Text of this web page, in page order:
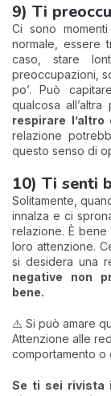
9) Ti
Ci sono
normale, essere
caso, stare
preoccupazioni,
po’. Può
qualcosa
respirare
relazione
questo senso di
10) Ti senti
Solitamente,
innalza e ci
relazione. È
loro attenzione.
si desidera una
negative non
bene.
⚠️ Si può amare
Attenzione alle
comportamento o
Se ti sei rivista